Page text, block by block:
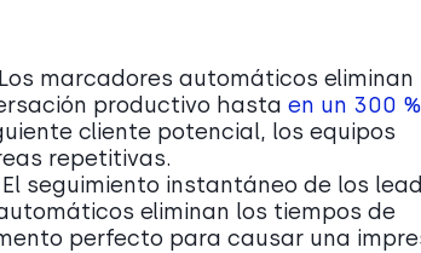
marcadores automáticos eliminan
productivo hasta en un 300 %
cliente potencial, los equipos
repetitivas.
El seguimiento instantáneo de los
eliminan los tiempos de
perfecto para causar una